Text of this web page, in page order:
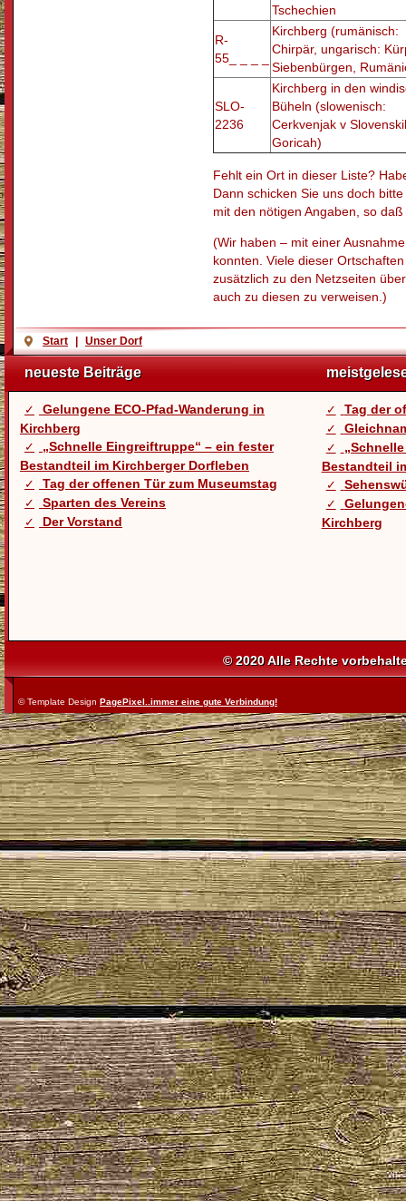
Tschechien
R-
55_ _ _ _
Kirchberg (rumänisch:
Chirpär, ungarisch:
Siebenbürgen,
SLO-
2236
Kirchberg in den
Büheln (slowenisch:
Cerkvenjak v
Goricah)
Fehlt ein Ort in dieser Liste?
Dann schicken Sie uns doch
mit den nötigen Angaben, so
(Wir haben – mit einer
konnten. Viele dieser
zusätzlich zu den Netzseiten
auch zu diesen zu verweisen.)
Start Unser Dorf
neueste Beiträge
Gelungene ECO-Pfad-Wanderung in
Kirchberg
„Schnelle Eingreiftruppe“ – ein fester
Bestandteil im Kirchberger Dorfleben
Tag der offenen Tür zum Museumstag
Sparten des Vereins
Der Vorstand
Tag der
Bestandteil
Kirchberg
© 2020 Alle Rechte
© Template Design PagePixel..immer eine gute Verbindung!